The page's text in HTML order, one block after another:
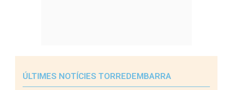
ÚLTIMES NOTÍCIES TORREDEMBARRA